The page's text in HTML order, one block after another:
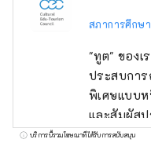
สภาการศึกษ
"ทูต" ของเ
ประสบกา
พิเศษแบบ
และสัมผัส
อาหาร ศิล
บริการนี้รวมโฆษณาที่ได้รับการสนับสนุน